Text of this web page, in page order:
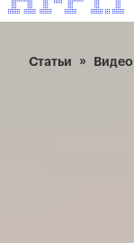
Статьи Видео